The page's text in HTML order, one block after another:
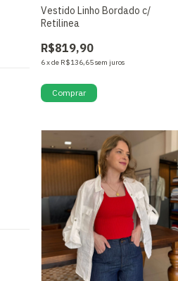
Vestido Linho Bordado c/
Retilinea
R$819,90
6xde R$136,65sem juros
Comprar